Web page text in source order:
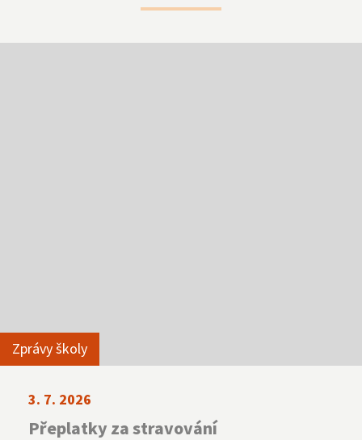
Stravování
Zprávy školy
3. 7. 2026
Přeplatky za stravování